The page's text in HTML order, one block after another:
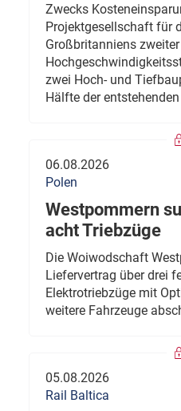
Zwecks
Projektgesellschaft für
Großbritanniens zweiter
zwei Hoch- und
Hälfte der
06.08.2026
Polen
Westpommern
acht Triebzüge
Die Woiwodschaft
Liefervertrag über drei
Elektrotriebzüge mit
weitere Fahrzeuge
05.08.2026
Rail Baltica